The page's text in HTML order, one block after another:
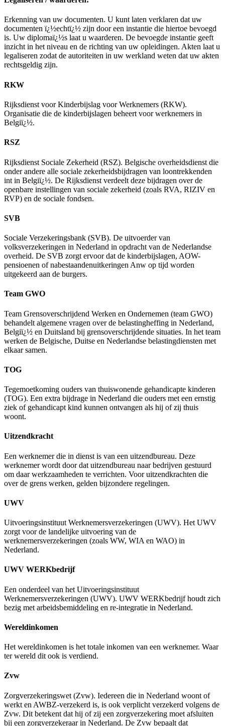
Erkenning van uw documenten. U kunt laten verklaren dat uw
documenten ï¿½echtï¿½ zijn door een instantie die hiertoe bevoegd
is. Uw diplomaï¿½s laat u waarderen. De bevoegde instantie geeft
inzicht in het niveau en de richting van uw opleidingen. Akten laat u
legaliseren zodat de autoriteiten in uw werkland weten dat uw akten
rechtsgeldig zijn.
RKW
Rijksdienst voor Kinderbijslag voor Werknemers (RKW).
Organisatie die de kinderbijslagen beheert voor werknemers in
Belgiï¿½.
RSZ
Rijksdienst Sociale Zekerheid (RSZ). Belgische overheidsdienst die
onder andere alle sociale zekerheidsbijdragen van loontrekkenden
int in Belgiï¿½. De Rijksdienst verdeelt deze bijdragen over de
openbare instellingen van sociale zekerheid (zoals RVA, RIZIV en
RVP) en de sociale fondsen.
SVB
Sociale Verzekeringsbank (SVB). De uitvoerder van
volksverzekeringen in Nederland in opdracht van de Nederlandse
overheid. De SVB zorgt ervoor dat de kinderbijslagen, AOW-
pensioenen of nabestaandenuitkeringen Anw op tijd worden
uitgekeerd aan de burgers.
Team GWO
Team Grensoverschrijdend Werken en Ondernemen (team GWO)
behandelt algemene vragen over de belastingheffing in Nederland,
Belgiï¿½ en Duitsland bij grensoverschrijdende situaties. In het team
werken de Belgische, Duitse en Nederlandse belastingdiensten met
elkaar samen.
TOG
Tegemoetkoming ouders van thuiswonende gehandicapte kinderen
(TOG). Een extra bijdrage in Nederland die ouders met een ernstig
ziek of gehandicapt kind kunnen ontvangen als hij of zij thuis
woont.
Uitzendkracht
Een werknemer die in dienst is van een uitzendbureau. Deze
werknemer wordt door dat uitzendbureau naar bedrijven gestuurd
om daar werkzaamheden te verrichten. Voor uitzendkrachten die
over de grens werken, gelden bijzondere regelingen.
UWV
Uitvoeringsinstituut Werknemersverzekeringen (UWV). Het UWV
zorgt voor de landelijke uitvoering van de
werknemersverzekeringen (zoals WW, WIA en WAO) in
Nederland.
UWV WERKbedrijf
Een onderdeel van het Uitvoeringsinstituut
Werknemersverzekeringen (UWV). UWV WERKbedrijf houdt zich
bezig met arbeidsbemiddeling en re-integratie in Nederland.
Wereldinkomen
Het wereldinkomen is het totale inkomen van een werknemer. Waar
ter wereld dit ook is verdiend.
Zvw
Zorgverzekeringswet (Zvw). Iedereen die in Nederland woont of
werkt en AWBZ-verzekerd is, is ook verplicht verzekerd volgens de
Zvw. Dit betekent dat hij of zij een zorgverzekering moet afsluiten
bij een zorgverzekeraar in Nederland. De Zvw bepaalt dat